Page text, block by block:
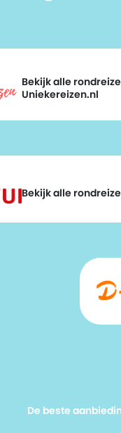
Bekijk alle
Uniekereizen.nl
Bekijk alle
De beste